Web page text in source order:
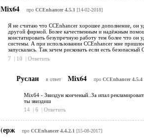
Mix64 про CCEnhancer 4.5.1 [14-02-2018]
Я не считаю что CCEnhancer хорошее дополнение, он
другой фирмой. Более качественным и надёжным
констатировать безупречную работу тем более что он
системы. А при использовании CCEnhancer мне
запускалась. Так зачем рисковать если есть
7
| 10 | Ответить
Руслан в ответ Mix64 про CCEnhancer 4.5.4
Mix64 - Звиздун конченый..За ипал
ты звиздиш
14 | 6 | Ответить
(ерж про CCEnhancer 4.4.2.1 [15-08-2017]